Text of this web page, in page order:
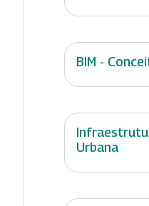
BIM -
Urbana